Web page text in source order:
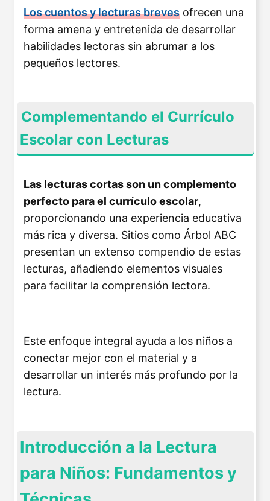
Los cuentos y lecturas breves ofrecen una
forma amena y entretenida de desarrollar
habilidades lectoras sin abrumar a los
pequeños lectores.
Complementando el Currículo
Escolar con Lecturas
Las lecturas cortas son un complemento
perfecto para el currículo escolar,
proporcionando una experiencia educativa
más rica y diversa. Sitios como Árbol ABC
presentan un extenso compendio de estas
lecturas, añadiendo elementos visuales
para facilitar la comprensión lectora​​.
Este enfoque integral ayuda a los niños a
conectar mejor con el material y a
desarrollar un interés más profundo por la
lectura.
Introducción a la Lectura
para Niños: Fundamentos y